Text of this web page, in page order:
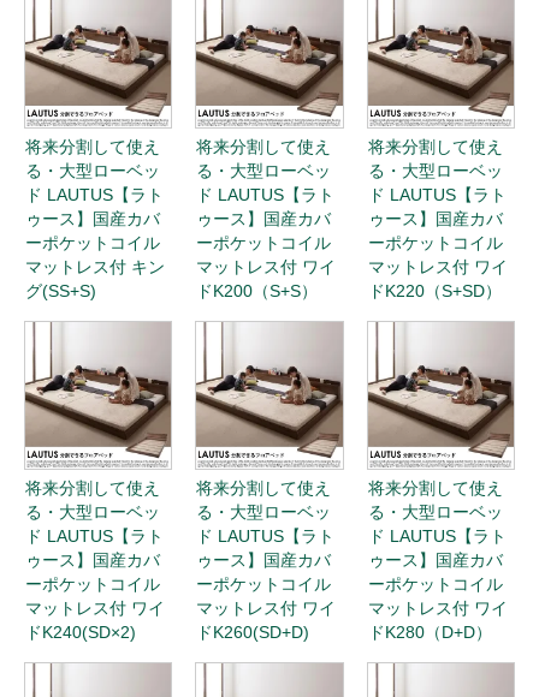
将来分割して使え
る・大型ローベッ
ド LAUTUS【ラト
ゥース】国産カバ
ーポケットコイル
マットレス付 キン
グ(SS+S)
将来分割して使え
る・大型ローベッ
ド LAUTUS【ラト
ゥース】国産カバ
ーポケットコイル
マットレス付 ワイ
ドK200（S+S）
将来分割して使え
る・大型ローベッ
ド LAUTUS【ラト
ゥース】国産カバ
ーポケットコイル
マットレス付 ワイ
ドK220（S+SD）
将来分割して使え
る・大型ローベッ
ド LAUTUS【ラト
ゥース】国産カバ
ーポケットコイル
マットレス付 ワイ
ドK240(SD×2)
将来分割して使え
る・大型ローベッ
ド LAUTUS【ラト
ゥース】国産カバ
ーポケットコイル
マットレス付 ワイ
ドK260(SD+D)
将来分割して使え
る・大型ローベッ
ド LAUTUS【ラト
ゥース】国産カバ
ーポケットコイル
マットレス付 ワイ
ドK280（D+D）